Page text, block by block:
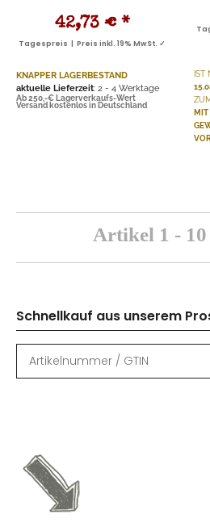
42,73 € *
Tagespreis | Preis inkl. 19% MwSt. ✓
KNAPPER LAGERBESTAND
aktuelle Lieferzeit: 2 - 4 Werktage
Ab 250,-€ Lagerverkaufs-Wert
Versand kostenlos in Deutschland
IST
Artikel 1 - 10
Schnellkauf aus unserem